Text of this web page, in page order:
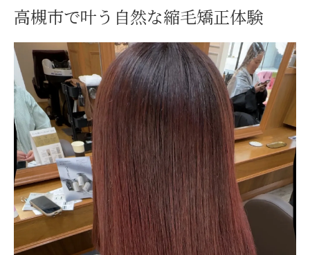
美容室選びで失敗しないストレート術
美容室選びで人気の縮毛矯正ポイント
専門店で安心できるストレート術の魅力
上手い美容室が実現する自然な仕上がり
縮毛矯正値段と美容室の選び方を徹底解説
高槻の美容室で安い施術を選ぶコツ
うねり悩みも解決へ導く美容室の技
美容室で解決するうねりと広がり対策
高槻の縮毛矯正専門店で髪質改善体験
人気美容室が教える縮毛矯正の新常識
メンズも対応の美容室でうねり解消術
高槻市で叶う自然な縮毛矯正体験